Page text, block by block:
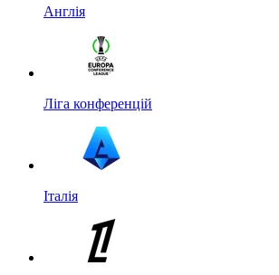
Англія
Ліга конференцій
Італія